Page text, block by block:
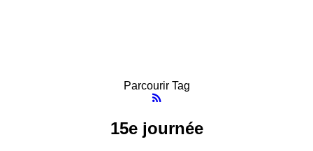
Parcourir Tag
15e journée